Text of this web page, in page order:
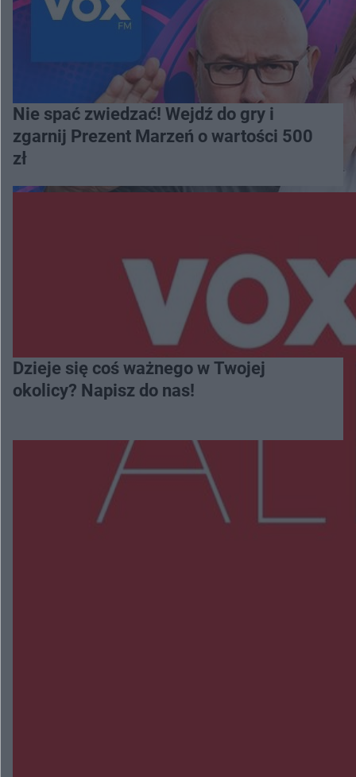
Nie spać zwiedzać! Wejdź do gry i
zgarnij Prezent Marzeń o wartości 500
zł
Dzieje się coś ważnego w Twojej
okolicy? Napisz do nas!
Więcej